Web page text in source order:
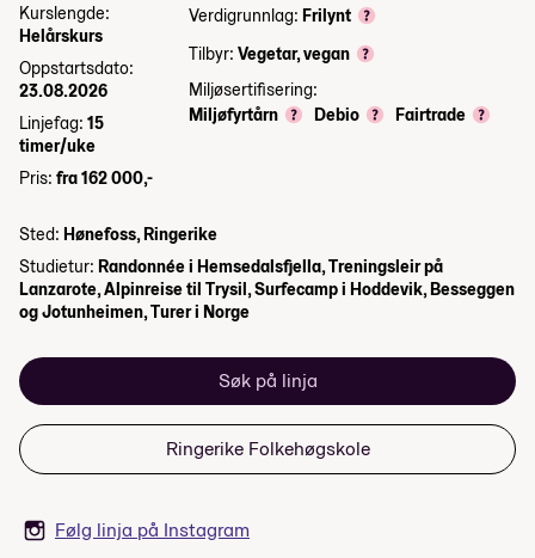
Kurslengde:
Helårskurs
Oppstartsdato:
23.08.2026
Linjefag: 15
timer/uke
Pris: fra 162 000,-
Verdigrunnlag: Frilynt
Tilbyr: Vegetar, vegan
Miljøsertifisering:
Miljøfyrtårn
Debio Fairtrade
Sted: Hønefoss, Ringerike
Studietur: Randonnée i Hemsedalsfjella, Treningsleir på
Lanzarote, Alpinreise til Trysil, Surfecamp i Hoddevik, Besseggen
og Jotunheimen, Turer i Norge
Søk på linja
Ringerike Folkehøgskole
Følg linja på Instagram